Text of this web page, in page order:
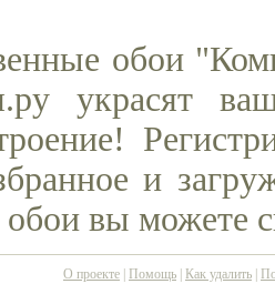
обои
украсят
и
обои вы можете
О проекте Помощь Как удалить